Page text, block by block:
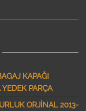
KAPAĞI
PARÇA
ORJİNAL 2013-